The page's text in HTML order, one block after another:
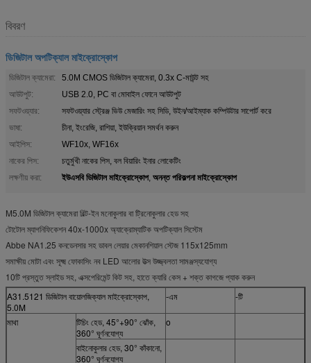
বিবরণ
ডিজিটাল অপটিক্যাল মাইক্রোস্কোপ
ডিজিটাল ক্যামেরা:
5.0M CMOS ডিজিটাল ক্যামেরা, 0.3x C-মাউন্ট সহ
আউটপুট:
USB 2.0, PC বা মোবাইল ফোনে আউটপুট
সফটওয়্যার:
সফটওয়্যার স্ট্রেঞ্জ ভিউ মেজারিং সহ সিডি, উইন/আইম্যাক কম্পিউটার সাপোর্ট করে
ভাষা:
চীনা, ইংরেজি, রাশিয়া, ইউক্রিয়ান সমর্থন করুন
আইপিস:
WF10x, WF16x
নাকের পিস:
চতুর্মুখী নাকের পিস, বল বিয়ারিং ইনার লোকেটিং
লক্ষণীয় করা:
ইউএসবি ডিজিটাল মাইক্রোস্কোপ, অনন্ত পরিকল্পনা মাইক্রোস্কোপ
M5.0M ডিজিটাল ক্যামেরা বিল্ট-ইন মনোকুলার বা ট্রিনোকুলার হেড সহ
টোটোল ম্যাগনিফিকেশন 40x-1000x অ্যাক্রোম্যাটিক অপটিক্যাল সিস্টেম
Abbe NA1.25 কনডেনসার সহ ডাবল লেয়ার মেকানশিয়াল স্টেজ 115x125mm
সমাক্ষীয় মোটা এবং সূক্ষ্ম ফোকাসিং নব LED আলোর উত্স উজ্জ্বলতা সামঞ্জস্যযোগ্য
10টি প্রস্তুত স্লাইড সহ, এক্সপেরিমেন্ট কিট সহ, হাতে ক্যারি কেস + শক্ত কাগজে প্যাক করুন
A31.5121 ডিজিটাল বায়োলজিক্যাল মাইক্রোস্কোপ,
5.0M
-এম -টি
মাথা
টিচিং হেড, 45°+90° ঝোঁক,
360° ঘূর্ণনযোগ্য
o
বাইনোকুলার হেড, 30° কাঁকানো,
360° ঘূর্ণনযোগ্য